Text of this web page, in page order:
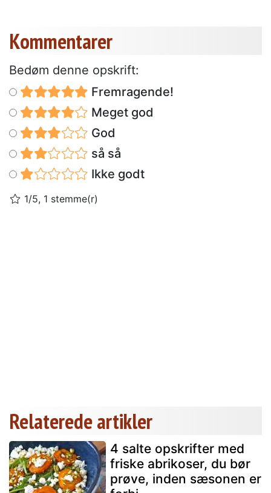
Kommentarer
Bedøm denne opskrift:
Fremragende!
Meget god
God
så så
Ikke godt
1/5, 1 stemme(r)
Relaterede artikler
4 salte opskrifter med
friske abrikoser, du bør
prøve, inden sæsonen er